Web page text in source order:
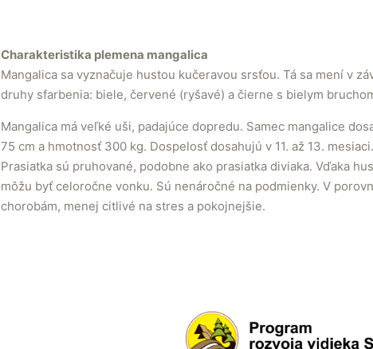
Charakteristika plemena mangalica
Mangalica sa vyznačuje hustou kučeravou srsťou. Tá sa mení v
druhy sfarbenia: biele, červené (ryšavé) a čierne s bielym
Mangalica má veľké uši, padajúce dopredu. Samec mangalice
75 cm a hmotnosť 300 kg. Dospelosť dosahujú v 11. až 13.
Prasiatka sú pruhované, podobne ako prasiatka diviaka. Vďaka
môžu byť celoročne vonku. Sú nenáročné na podmienky. V
chorobám, menej citlivé na stres a pokojnejšie.